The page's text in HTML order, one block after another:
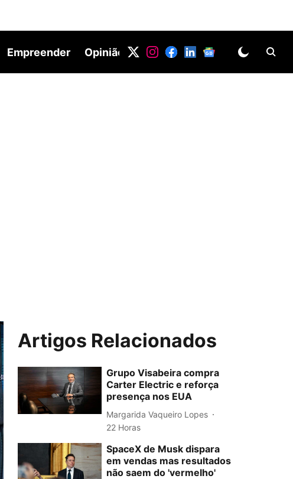
Empreender Opinião DV LAB
Artigos Relacionados
Grupo Visabeira compra
Carter Electric e reforça
presença nos EUA
Margarida Vaqueiro Lopes
22 Horas
SpaceX de Musk dispara
em vendas mas resultados
não saem do 'vermelho'